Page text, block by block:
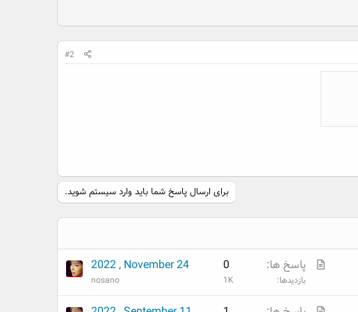
#2
برای ارسال پاسخ شما باید وارد سیستم شوید.
م
پاسخ ها 0
بازدیدها 1K
2022 , November 24
nosano